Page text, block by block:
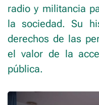
radio y militancia
la sociedad. Su
derechos de las
el valor de la
pública.